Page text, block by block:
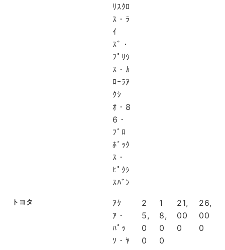
ﾘｽｸﾛ
ｽ・ﾗ
ｲ
ｽﾞ・
ﾌﾟﾘｳ
ｽ・ｶ
ﾛｰﾗｱ
ｸｼ
ｵ・8
6・
ﾌﾟﾛ
ﾎﾞｯｸ
ｽ・
ﾋﾟｸｼ
ｽﾊﾞﾝ
トヨタ
ｱｸ
ｱ・
ﾊﾟｯ
ｿ・ﾔ
2
5,
0
0
1
8,
0
0
21,
00
0
26,
00
0